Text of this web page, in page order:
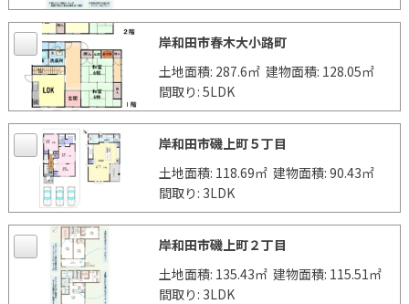
岸和田市春木大小路町
土地面積: 287.6㎡建物面積: 128.05㎡
間取り: 5LDK
岸和田市磯上町５丁目
土地面積: 118.69㎡建物面積: 90.43㎡
間取り: 3LDK
岸和田市磯上町２丁目
土地面積: 135.43㎡建物面積: 115.51㎡
間取り: 3LDK